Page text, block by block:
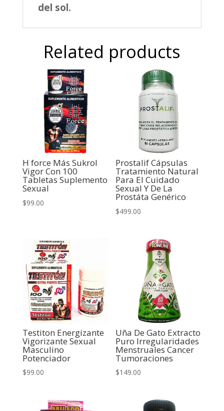
del sol.
Related products
H force Más Sukrol
Vigor Con 100
Tabletas Suplemento
Sexual
$99.00
Prostalif Cápsulas
Tratamiento Natural
Para El Cuidado
Sexual Y De La
Prostáta Genérico
$499.00
Testiton Energizante
Vigorizante Sexual
Masculino
Potenciador
$99.00
Uña De Gato Extracto
Puro Irregularidades
Menstruales Cancer
Tumoraciones
$149.00